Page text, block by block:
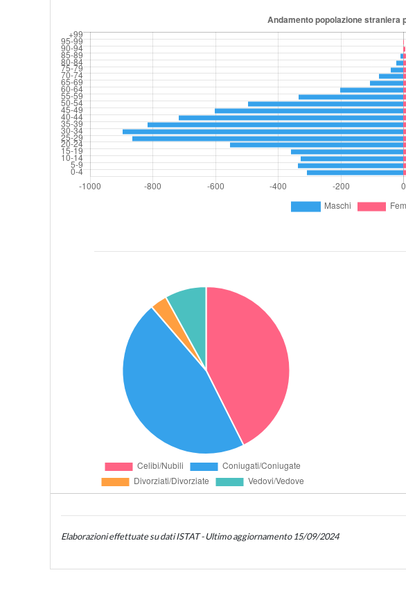
Elaborazioni effettuate su dati ISTAT - Ultimo aggiornamento 15/09/2024